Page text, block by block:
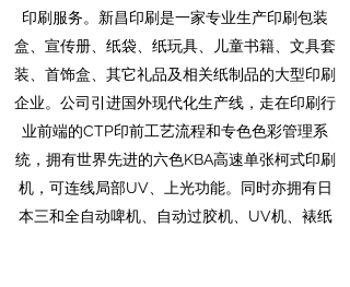
印刷服务。新昌印刷是一家专业生产印刷包装
盒、宣传册、纸袋、纸玩具、儿童书籍、文具套
装、首饰盒、其它礼品及相关纸制品的大型印刷
企业。公司引进国外现代化生产线，走在印刷行
业前端的CTP印前工艺流程和专色色彩管理系
统，拥有世界先进的六色KBA高速单张柯式印刷
机，可连线局部UV、上光功能。同时亦拥有日
本三和全自动啤机、自动过胶机、UV机、裱纸